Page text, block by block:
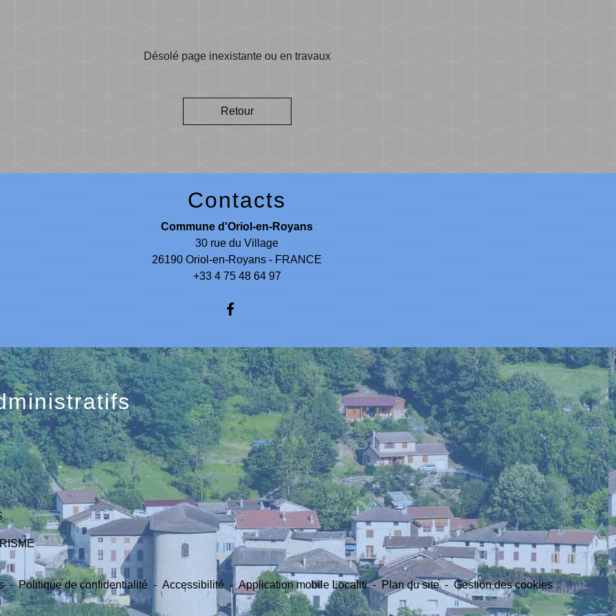
Désolé page inexistante ou en travaux
Retour
Contacts
Commune d'Oriol-en-Royans
30 rue du Village
26190 Oriol-en-Royans - FRANCE
+33 4 75 48 64 97
- Politique de confidentialité - Accessibilité - Application mobile Localiti - Plan du site - Gestion des cookies